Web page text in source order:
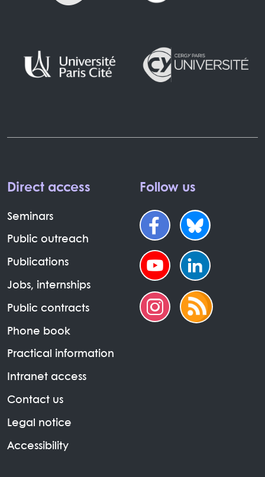
Direct access
Seminars
Public outreach
Publications
Jobs, internships
Public contracts
Phone book
Practical information
Intranet access
Contact us
Legal notice
Accessibility
Follow us